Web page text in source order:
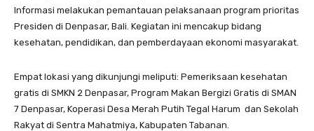
Informasi melakukan pemantauan pelaksanaan program prioritas
Presiden di Denpasar, Bali. Kegiatan ini mencakup bidang
kesehatan, pendidikan, dan pemberdayaan ekonomi masyarakat.
Empat lokasi yang dikunjungi meliputi: Pemeriksaan kesehatan
gratis di SMKN 2 Denpasar, Program Makan Bergizi Gratis di SMAN
7 Denpasar, Koperasi Desa Merah Putih Tegal Harum dan Sekolah
Rakyat di Sentra Mahatmiya, Kabupaten Tabanan.